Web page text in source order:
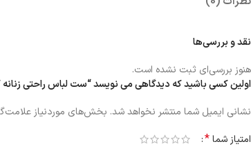
نقد و بررسی‌ها
هنوز بررسی‌ای ثبت نشده است.
اولین کسی باشید که دیدگاهی می نویسد “ست لباس راحتی زنانه کد
نشانی ایمیل شما منتشر نخواهد شد. بخش‌های موردنیاز
امتیاز شما*